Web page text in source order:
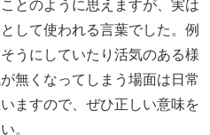
とのように思えますが、実は
して使われる言葉でした。例
うにしていたり活気のある様
無くなってしまう場面は日常
ますので、ぜひ正しい意味を
。